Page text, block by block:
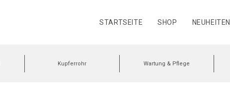
STARTSEITE SHOP NEUHEITEN
Kupferrohr Wartung & Pflege